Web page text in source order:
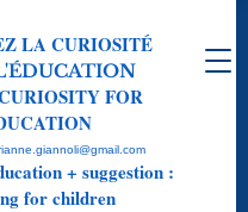
LA CURIOSITÉ
FOR
+ suggestion :
for children